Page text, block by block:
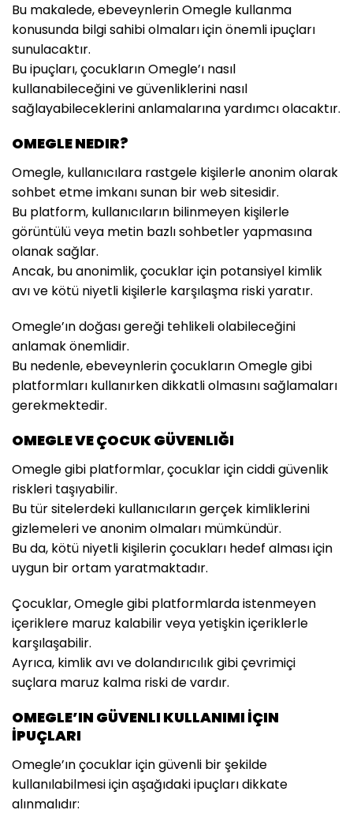
Bu makalede, ebeveynlerin Omegle kullanma
konusunda bilgi sahibi olmaları için önemli ipuçları
sunulacaktır.
Bu ipuçları, çocukların Omegle’ı nasıl
kullanabileceğini ve güvenliklerini nasıl
sağlayabileceklerini anlamalarına yardımcı olacaktır.
OMEGLE NEDIR?
Omegle, kullanıcılara rastgele kişilerle anonim olarak
sohbet etme imkanı sunan bir web sitesidir.
Bu platform, kullanıcıların bilinmeyen kişilerle
görüntülü veya metin bazlı sohbetler yapmasına
olanak sağlar.
Ancak, bu anonimlik, çocuklar için potansiyel kimlik
avı ve kötü niyetli kişilerle karşılaşma riski yaratır.
Omegle’ın doğası gereği tehlikeli olabileceğini
anlamak önemlidir.
Bu nedenle, ebeveynlerin çocukların Omegle gibi
platformları kullanırken dikkatli olmasını sağlamaları
gerekmektedir.
OMEGLE VE ÇOCUK GÜVENLIĞI
Omegle gibi platformlar, çocuklar için ciddi güvenlik
riskleri taşıyabilir.
Bu tür sitelerdeki kullanıcıların gerçek kimliklerini
gizlemeleri ve anonim olmaları mümkündür.
Bu da, kötü niyetli kişilerin çocukları hedef alması için
uygun bir ortam yaratmaktadır.
Çocuklar, Omegle gibi platformlarda istenmeyen
içeriklere maruz kalabilir veya yetişkin içeriklerle
karşılaşabilir.
Ayrıca, kimlik avı ve dolandırıcılık gibi çevrimiçi
suçlara maruz kalma riski de vardır.
OMEGLE’IN GÜVENLI KULLANIMI İÇIN
İPUÇLARI
Omegle’ın çocuklar için güvenli bir şekilde
kullanılabilmesi için aşağıdaki ipuçları dikkate
alınmalıdır: